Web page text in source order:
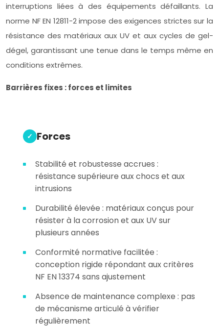
interruptions liées à des équipements défaillants. La
norme NF EN 12811-2 impose des exigences strictes sur la
résistance des matériaux aux UV et aux cycles de gel-
dégel, garantissant une tenue dans le temps même en
conditions extrêmes.
Barrières fixes : forces et limites
Forces
Stabilité et robustesse accrues :
résistance supérieure aux chocs et aux
intrusions
Durabilité élevée : matériaux conçus pour
résister à la corrosion et aux UV sur
plusieurs années
Conformité normative facilitée :
conception rigide répondant aux critères
NF EN 13374 sans ajustement
Absence de maintenance complexe : pas
de mécanisme articulé à vérifier
régulièrement